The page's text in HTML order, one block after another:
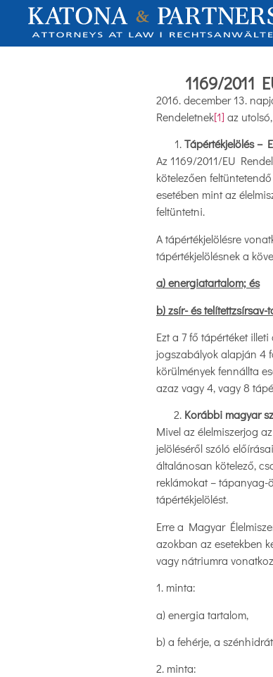
1169/2011
2016. december 13.
Rendeletnek[1] az
Tápértékjelölés –
Az 1169/2011/EU
kötelezően
esetében mint az
feltüntetni.
A tápértékjelölésre
tápértékjelölésnek a
a) energiatartalom; és
b) zsír- és
Ezt a 7 fő tápértéket
jogszabályok alapján 4
körülmények fennállta
azaz vagy 4, vagy 8
Korábbi magyar
Mivel az élelmiszerjog
jelöléséről szóló
általánosan kötelező,
reklámokat – tápanyag-
tápértékjelölést.
Erre a Magyar
azokban az esetekben
vagy nátriumra
1. minta:
a) energia tartalom,
b) a fehérje, a
2. minta: